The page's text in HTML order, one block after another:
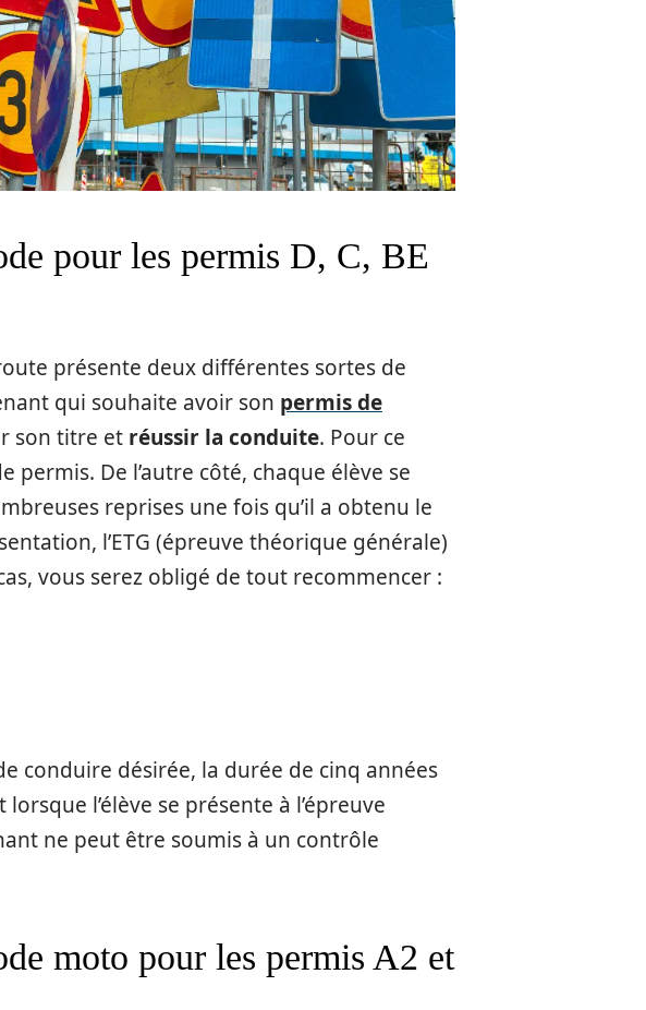
pour les permis D, C, BE
présente deux différentes sortes de
qui souhaite avoir son permis de
son titre et réussir la conduite. Pour ce
De l’autre côté, chaque élève se
reprises une fois qu’il a obtenu le
l’ETG (épreuve théorique générale)
vous serez obligé de tout recommencer :
conduire désirée, la durée de cinq années
l’élève se présente à l’épreuve
ne peut être soumis à un contrôle
moto pour les permis A2 et